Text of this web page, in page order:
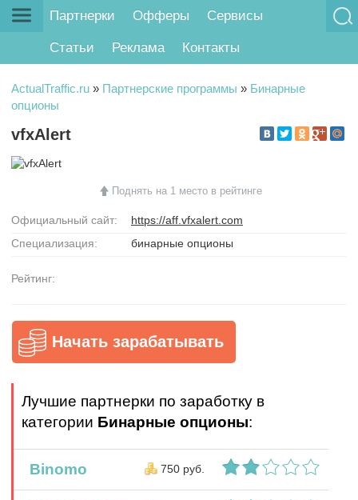
Партнерки Офферы Сервисы
Статьи Реклама Контакты
ActualTraffic.ru » Партнерские программы » Бинарные
опционы
vfxAlert
Поднять на 1 место в рейтинге
Официальный сайт:
https://aff.vfxalert.com
Специализация:
бинарные опционы
Рейтинг:
Начать зарабатывать
Лучшие партнерки по заработку в
категории Бинарные опционы:
Binomo 750 руб.